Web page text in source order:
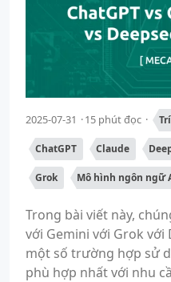
2025-07-31 15 phút đọc
ChatGPT Claude
Grok Mô hình ngôn ngữ
Trong bài viết này,
với Gemini với Grok với
một số trường hợp sử
phù hợp nhất với nhu